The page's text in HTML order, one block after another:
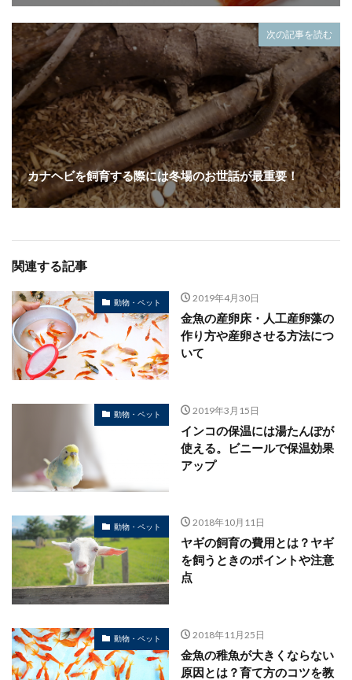
次の記事を読む
カナヘビを飼育する際には冬場のお世話が最重要！
関連する記事
動物・ペット 2019年4月30日
金魚の産卵床・人工産卵藻の
作り方や産卵させる方法につ
いて
動物・ペット 2019年3月15日
インコの保温には湯たんぽが
使える。ビニールで保温効果
アップ
動物・ペット 2018年10月11日
ヤギの飼育の費用とは？ヤギ
を飼うときのポイントや注意
点
動物・ペット 2018年11月25日
金魚の稚魚が大きくならない
原因とは？育て方のコツを教